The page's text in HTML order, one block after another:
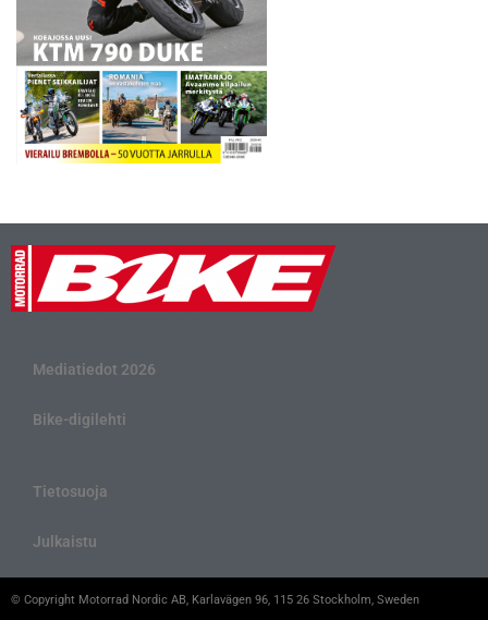
Mediatiedot 2026
Bike-digilehti
Tietosuoja
Julkaistu
© Copyright Motorrad Nordic AB, Karlavägen 96, 115 26 Stockholm, Sweden